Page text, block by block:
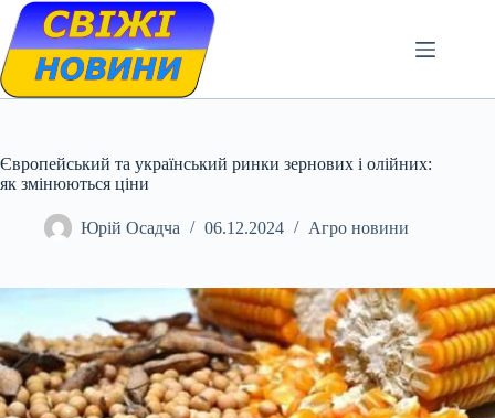
Skip
content
Європейський та український ринки зернових і олійних:
як змінюються ціни
Юрій Осадча 06.12.2024 Агро новини